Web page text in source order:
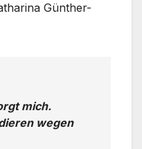
Günther-
mich.
wegen